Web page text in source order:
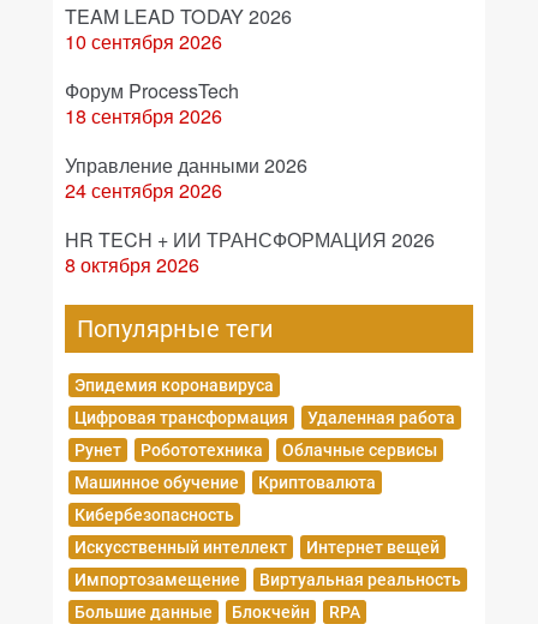
TEAM LEAD TODAY 2026
10 сентября 2026
Форум ProcessTech
18 сентября 2026
Управление данными 2026
24 сентября 2026
HR TECH + ИИ ТРАНСФОРМАЦИЯ 2026
8 октября 2026
Популярные теги
Эпидемия коронавируса
Цифровая трансформация
Удаленная работа
Рунет
Робототехника
Облачные сервисы
Машинное обучение
Криптовалюта
Кибербезопасность
Искусственный интеллект
Интернет вещей
Импортозамещение
Виртуальная реальность
Большие данные
Блокчейн
RPA